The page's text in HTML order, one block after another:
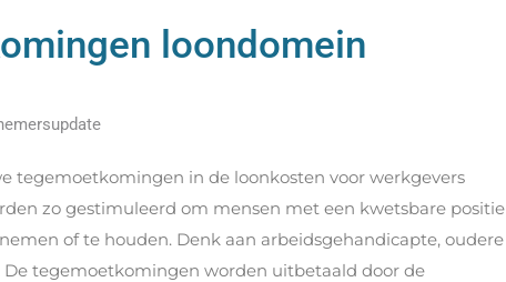
loondomein
tegemoetkomingen in de loonkosten voor werkgevers
zo gestimuleerd om mensen met een kwetsbare positie
of te houden. Denk aan arbeidsgehandicapte, oudere
tegemoetkomingen worden uitbetaald door de